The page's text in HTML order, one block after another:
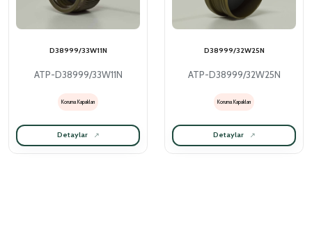
D38999/33W11N
ATP-D38999/33W11N
Koruma Kapakları
Detaylar
D38999/32W25N
ATP-D38999/32W25N
Koruma Kapakları
Detaylar